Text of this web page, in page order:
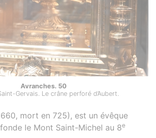
Avranches. 50
Gervais. Le crâne perforé d’Aubert.
mort en 725), est un évêque
fonde le Mont Saint-Michel au 8e